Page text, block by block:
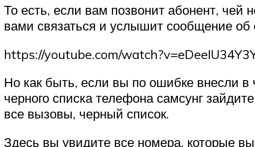
То есть, если вам позвонит абонент,
вами связаться и услышит сообщение
https://youtube.com/
Но как быть, если вы по ошибке внесли в
черного списка телефона самсунг
все вызовы, черный список.
Здесь вы увидите все номера, которые